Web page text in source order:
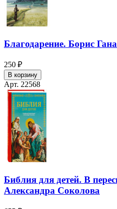
Благодарение. Борис
250 ₽
В корзину
Арт. 22568
Библия для детей. В
Александра Соколова